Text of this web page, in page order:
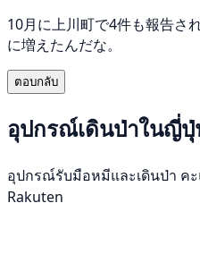
10月に上川町で4件も報告さ
に増えたんだな。
ตอบกลับ
อุปกรณ์เดินป่าในญี่
อุปกรณ์รับมือหมีและเดินป่า ค
Rakuten